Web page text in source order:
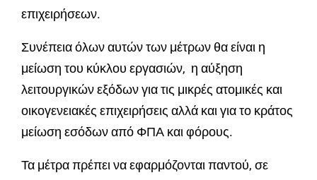
επιχειρήσεων.
Συνέπεια όλων αυτών των μέτρων θα είναι η
μείωση του κύκλου εργασιών, η αύξηση
λειτουργικών εξόδων για τις μικρές ατομικές και
οικογενειακές επιχειρήσεις αλλά και για το κράτος
μείωση εσόδων από ΦΠΑ και φόρους.
Τα μέτρα πρέπει να εφαρμόζονται παντού, σε